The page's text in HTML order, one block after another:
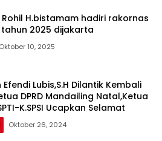
H.bistamam hadiri rakornas
tahun 2025 dijakarta
Oktober 10, 2025
Efendi Lubis,S.H Dilantik Kembali
DPRD Mandailing Natal,Ketua
K.SPSI Ucapkan Selamat
Oktober 26, 2024